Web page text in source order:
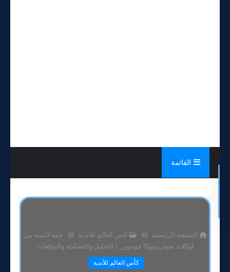
القائمة
الصفحة الرئيسية كأس العالم للأندية
قمة لاتينية بين
أوكلاند سيتي وبوكا جونيورز | التحليل والتشكيلة والتوقعات
كأس العالم للأندية